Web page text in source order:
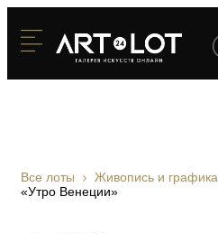
Все лоты Живопись и графика
«Утро Венеции»